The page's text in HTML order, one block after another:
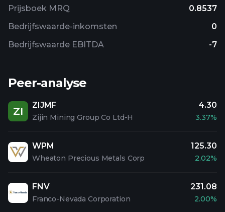
Prijsboek MRQ
0.8537
Bedrijfswaarde-inkomsten
0
Bedrijfswaarde EBITDA
-7
Peer-analyse
ZI
ZIJMF
Zijin Mining Group Co Ltd-H
4.30
3.37%
WPM
Wheaton Precious Metals Corp
125.30
2.02%
FNV
Franco-Nevada Corporation
231.08
2.00%